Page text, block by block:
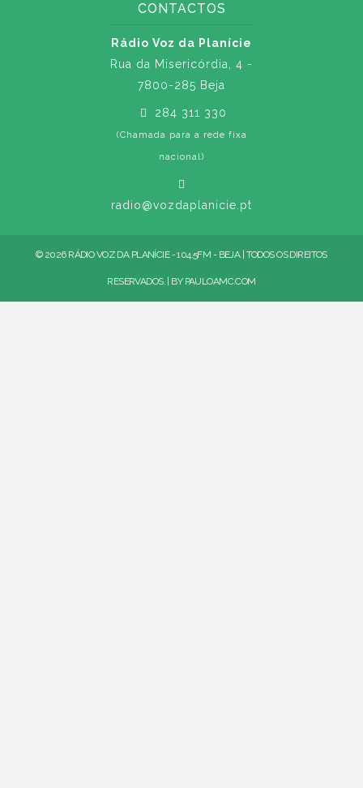
CONTACTOS
Rádio Voz da Planície
Rua da Misericórdia, 4 -
7800-285 Beja
284 311 330
(Chamada para a rede fixa
nacional)
radio@vozdaplanicie.pt
© 2026 RÁDIO VOZ DA PLANÍCIE - 104.5FM - BEJA | TODOS OS DIREITOS
RESERVADOS. | BY PAULOAMC.COM